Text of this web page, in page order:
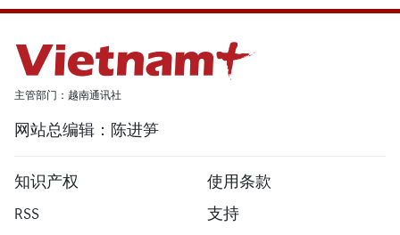
主管部门：越南通讯社
网站总编辑：陈进笋
知识产权
使用条款
RSS
支持